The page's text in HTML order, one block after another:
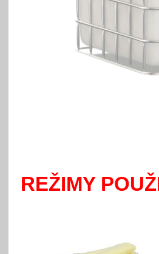
REŽIMY